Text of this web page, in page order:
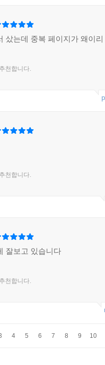
있는 세계와 지리 2025』
샀는데 중복 페이지가 왜이
천합니다.
천합니다.
잘보고 있습니다
천합니다.
4 5 6 7 8 9 10